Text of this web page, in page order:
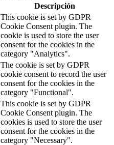
Descripción
This cookie is set by GDPR
Cookie Consent plugin. The
cookie is used to store the user
consent for the cookies in the
category "Analytics".
The cookie is set by GDPR
cookie consent to record the user
consent for the cookies in the
category "Functional".
This cookie is set by GDPR
Cookie Consent plugin. The
cookies is used to store the user
consent for the cookies in the
category "Necessary".